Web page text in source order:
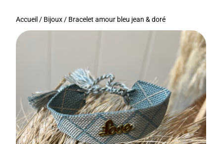
Accueil / Bijoux / Bracelet amour bleu jean & doré